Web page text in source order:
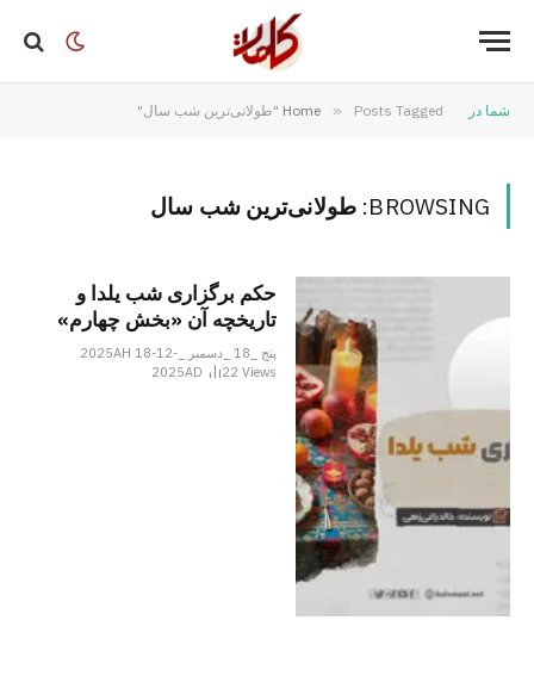
شما در Home » Posts Tagged "طولانی‌ترین شب سال"
BROWSING: طولانی‌ترین شب سال
حکم برگزاری شب یلدا و
تاریخچه آن «بخش چهارم»
پنج _18 _دسمبر _2025AH 18-12-
2025AD
22Views